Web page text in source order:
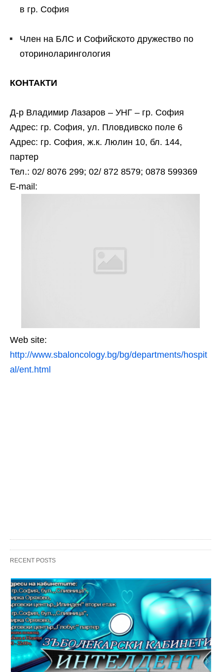
в гр. София
Член на БЛС и Софийското дружество по
оториноларингология
КОНТАКТИ
Д-р Владимир Лазаров – УНГ – гр. София
Адрес: гр. София, ул. Пловдивско поле 6
Адрес: гр. София, ж.к. Люлин 10, бл. 144,
партер
Тел.: 02/ 8076 299; 02/ 872 8579; 0878 599369
Е-mail:
Web site:
http://www.sbaloncology.bg/bg/departments/hospit
al/ent.html
RECENT POSTS